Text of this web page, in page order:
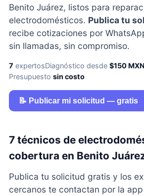
Benito Juárez, listos para
electrodomésticos. Publica tu
recibe cotizaciones por
sin llamadas, sin compromiso.
7 expertosDiagnóstico desde $150 MXN
Presupuesto sin costo
📝 Publicar mi solicitud — gratis
7 técnicos de
cobertura en Benito
Publica tu solicitud gratis y los
cercanos te contactan por la